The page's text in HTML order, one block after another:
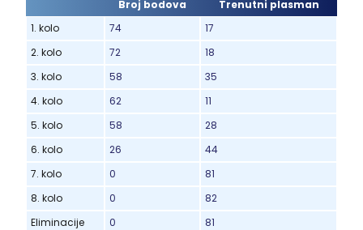
Broj bodova
Trenutni plasman
1. kolo
74
17
2. kolo
72
18
3. kolo
58
35
4. kolo
62
11
5. kolo
58
28
6. kolo
26
44
7. kolo
0
81
8. kolo
0
82
Eliminacije
0
81